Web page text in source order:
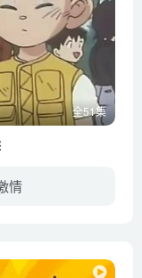
全51集
情